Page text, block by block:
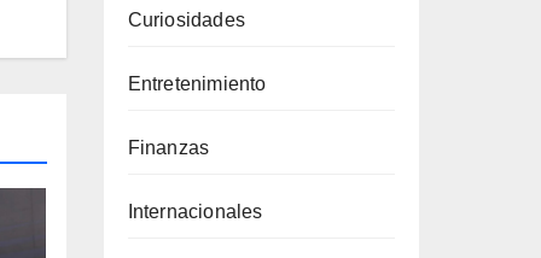
Curiosidades
Entretenimiento
Finanzas
Internacionales